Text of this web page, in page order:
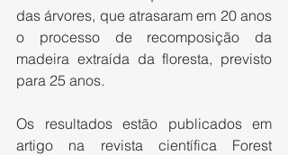
das árvores, que atrasaram em 20 anos
o processo de recomposição da
madeira extraída da floresta, previsto
para 25 anos.
Os resultados estão publicados em
artigo na revista científica Forest